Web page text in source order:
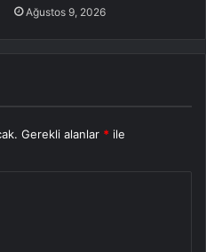
Ağustos 9, 2026
Gerekli alanlar * ile